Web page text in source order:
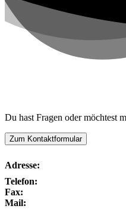
Du hast Fragen oder möchtest
Zum Kontaktformular
Adresse:
Telefon:
Fax:
Mail: